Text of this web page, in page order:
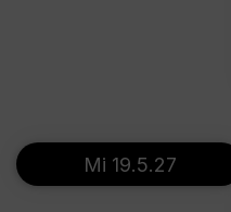
Mi 19.5.27